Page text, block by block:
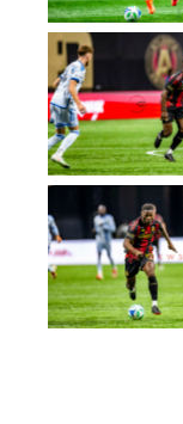
No
No